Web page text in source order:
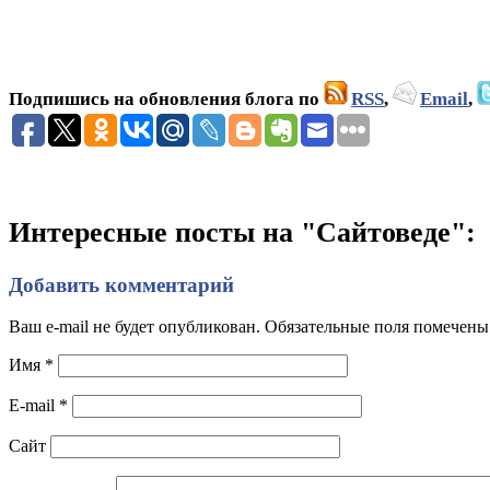
Подпишись на обновления блога по RSS, Email,
Интересные посты на "Сайтоведе":
Добавить комментарий
Ваш e-mail не будет опубликован. Обязательные поля помечены
Имя *
E-mail *
Сайт